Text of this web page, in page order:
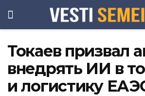
Токаев призвал
внедрять ИИ в
и логистику